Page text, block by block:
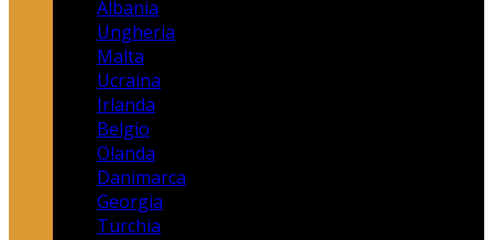
Albania
Ungheria
Malta
Ucraina
Irlanda
Belgio
Olanda
Danimarca
Georgia
Turchia